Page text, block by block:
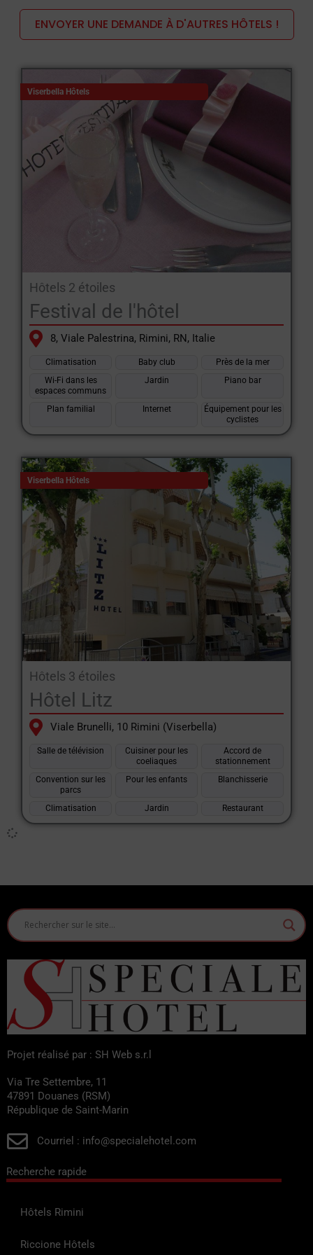
privative.
Parmi les installations les plus courantes, on trouve des
La plage équipée est souvent proche ou
reliée à l'hôtel, avec des activités d'animation, des danses de
groupe et des aires de jeux pour les plus petits. La plage
aménagée est souvent à proximité ou directement reliée à
l'hôtel, avec des activités de divertissement, des danses de
groupe et des aires de jeux pour les plus petits.
Les hôtels de Viserbella proposent également des événements
hebdomadaires et des soirées à thème pour divertir les clients
et créer une atmosphère familiale et conviviale. Certains
établissements proposent des formules de pension complète et
des réductions pour les enfants, ainsi que des billets à prix
réduit pour les parcs d'attractions de Romagne.
En résumé, les hôtels de Viserbella di Rimini sont idéaux pour
les familles et les touristes à la recherche de vacances en bord
de mer avec des services complets, des divertissements, une
bonne cuisine et un environnement accueillant et relaxant.
ENVOYER UNE DEMANDE À D'AUTRES HÔTELS !
Viserbella Hôtels
Hôtels 2 étoiles
Festival de l'hôtel
8, Viale Palestrina, Rimini, RN, Italie
Climatisation Baby club
Près de la mer
Wi-Fi dans les
espaces communs
Jardin Piano bar
Plan familial Internet
Équipement pour les
cyclistes
Viserbella Hôtels
Hôtels 3 étoiles
Hôtel Litz
Viale Brunelli, 10 Rimini (Viserbella)
Salle de télévision
Cuisiner pour les
coeliaques
Accord de
stationnement
Convention sur les
parcs
Pour les enfants Blanchisserie
Climatisation Jardin Restaurant
Projet réalisé par : SH Web s.r.l
Via Tre Settembre, 11
47891 Douanes (RSM)
République de Saint-Marin
Courriel : info@specialehotel.com
Recherche rapide
Hôtels Rimini
Riccione Hôtels